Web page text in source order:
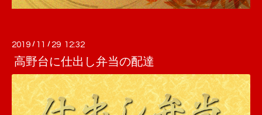
2019 / 11 / 29 12:32
高野台に仕出し弁当の配達